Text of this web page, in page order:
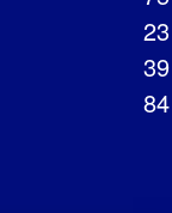
23
39
84